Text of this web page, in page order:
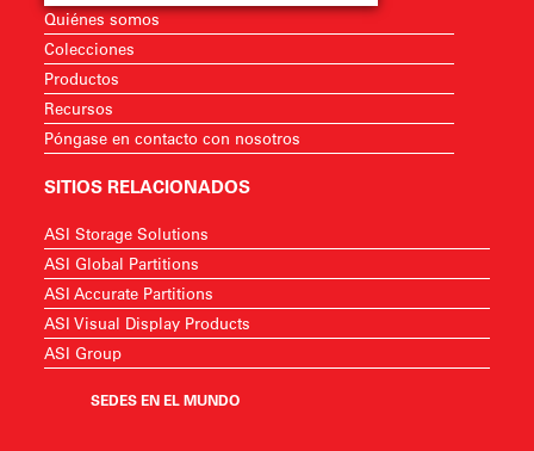
Quiénes somos
Colecciones
Productos
Recursos
Póngase en contacto con nosotros
SITIOS RELACIONADOS
ASI Storage Solutions
ASI Global Partitions
ASI Accurate Partitions
ASI Visual Display Products
ASI Group
SEDES EN EL MUNDO